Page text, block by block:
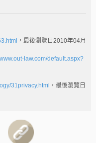
，最後瀏覽日2010年04月
law.com/default.aspx?
31privacy.html ，最後瀏覽日